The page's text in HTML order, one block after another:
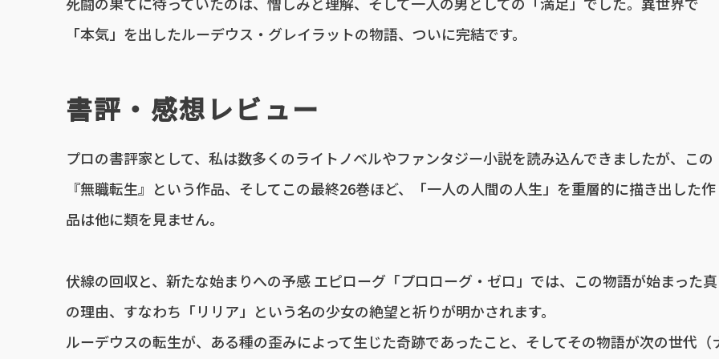
「本気」を出したルーデウス・グレイラットの物語、ついに完結です。
書評・感想レビュー
プロの書評家として、私は数多くのライトノベルやファンタジー小説を読み込んできましたが、この
『無職転生』という作品、そしてこの最終26巻ほど、「一人の人間の人生」を重層的に描き出した作
品は他に類を見ません。
伏線の回収と、新たな始まりへの予感 エピローグ「プロローグ・ゼロ」では、この物語が始まった真
の理由、すなわち「リリア」という名の少女の絶望と祈りが明かされます。
ルーデウスの転生が、ある種の歪みによって生じた奇跡であったこと、そしてその物語が次の世代（